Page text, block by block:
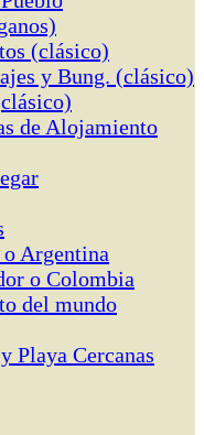
(clásico)
y Bung. (clásico)
de Alojamiento
Argentina
o Colombia
del mundo
Playa Cercanas